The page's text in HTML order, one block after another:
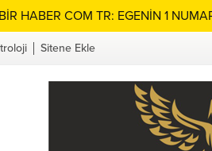
HABER COM TR: EGENİN 1
Sitene Ekle